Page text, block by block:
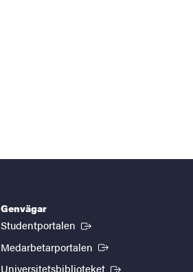
Genvägar
Studentportalen (Extern länk)
Medarbetarportalen (Extern länk)
Universitetsbiblioteket (Extern länk)